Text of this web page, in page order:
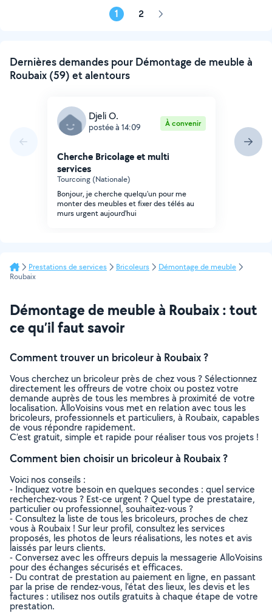
1 2 Page
Dernières demandes pour Démontage de meuble à
Roubaix (59) et alentours
Djeli O.
postée à 14:09 À convenir
Cherche Bricolage et multi
services
Tourcoing (Nationale)
Bonjour, je cherche quelqu'un pour me
monter des meubles et fixer des télés au
murs urgent aujourd'hui
Prestations de services Bricoleurs
Démontage de meuble
Roubaix
Démontage de meuble à Roubaix : tout
ce qu’il faut savoir
Comment trouver un bricoleur à Roubaix ?
Vous cherchez un bricoleur près de chez vous ? Sélectionnez
directement les offreurs de votre choix ou postez votre
demande auprès de tous les membres à proximité de votre
localisation. AlloVoisins vous met en relation avec tous les
bricoleurs, professionnels et particuliers, à Roubaix, capables
de vous répondre rapidement.
C’est gratuit, simple et rapide pour réaliser tous vos projets !
Comment bien choisir un bricoleur à Roubaix ?
Voici nos conseils :
- Indiquez votre besoin en quelques secondes : quel service
recherchez-vous ? Est-ce urgent ? Quel type de prestataire,
particulier ou professionnel, souhaitez-vous ?
- Consultez la liste de tous les bricoleurs, proches de chez
vous à Roubaix ! Sur leur profil, consultez les services
proposés, les photos de leurs réalisations, les notes et avis
laissés par leurs clients.
- Conversez avec les offreurs depuis la messagerie AlloVoisins
pour des échanges sécurisés et efficaces.
- Du contrat de prestation au paiement en ligne, en passant
par la prise de rendez-vous, l’état des lieux, les devis et les
factures : utilisez nos outils gratuits à chaque étape de votre
prestation.